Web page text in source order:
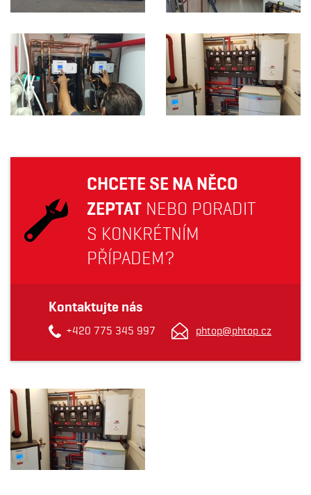
CHCETE SE NA NĚCO
ZEPTAT NEBO PORADIT
S KONKRÉTNÍM
PŘÍPADEM?
Kontaktujte nás
+420 775 345 997 phtop@phtop.cz